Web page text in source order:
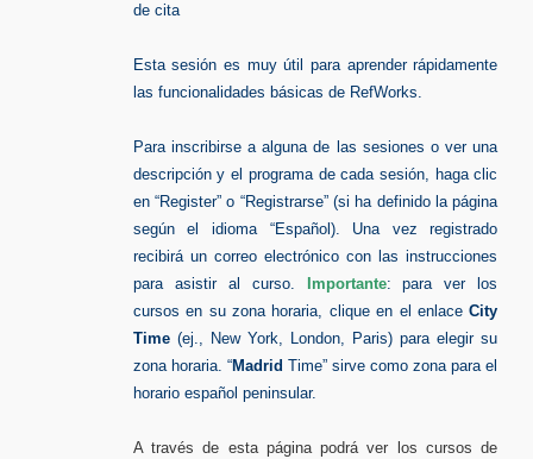
de cita
Esta sesión es muy útil para aprender rápidamente
las funcionalidades básicas de RefWorks.
Para inscribirse a alguna de las sesiones o ver una
descripción y el programa de cada sesión, haga clic
en “Register” o “Registrarse” (si ha definido la página
según el idioma “Español). Una vez registrado
recibirá un correo electrónico con las instrucciones
para asistir al curso.
Importante: para ver los
cursos en su zona horaria, clique en el enlaceCity
Time(ej., New York, London, Paris) para elegir su
zona horaria. “Madrid Time” sirve como zona para el
horario español peninsular.
A través de esta página podrá ver los cursos de